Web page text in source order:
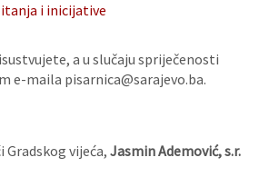
i inicijative
a u slučaju spriječenosti
e-maila pisarnica@sarajevo.ba.
Gradskog vijeća, Jasmin Ademović, s.r.